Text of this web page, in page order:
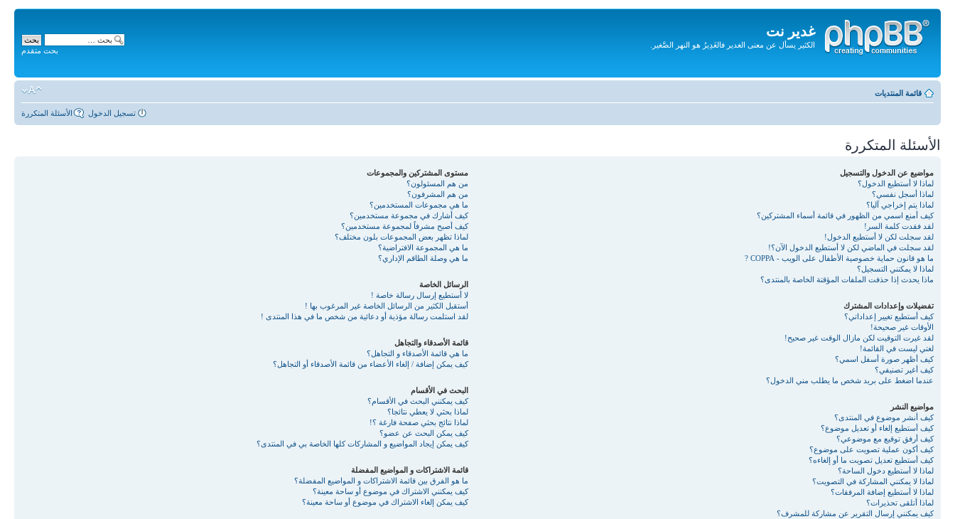
غدير نت
الكثير يسأل عن معنى الغدير فالغَدِيرُ هو النهر الصَّغير.
المحتويات
بحث متقدم
قائمة المنتديات
الأسئلة المتكررة تسجيل الدخول
الأسئلة المتكررة
مواضيع عن الدخول والتسجيل
لماذا لا أستطيع الدخول؟
لماذا أسجل نفسي؟
لماذا يتم إخراجي آليا؟
كيف أمنع اسمي من الظهور في قائمة أسماء المشتركين؟
لقد فقدت كلمة السر!
لقد سجلت لكن لا أستطيع الدخول!
لقد سجلت في الماضي لكن لا أستطيع الدخول الآن؟!
ما هو قانون حماية خصوصية الأطفال على الويب - COPPA ?
لماذا لا يمكنني التسجيل؟
ماذا يحدث إذا حذفت الملفات المؤقتة الخاصة بالمنتدى؟
تفضيلات وإعدادات المشترك
كيف أستطيع تغيير إعداداتي؟
الأوقات غير صحيحة!
لقد غيرت التوقيت لكن مازال الوقت غير صحيح!
لغتي ليست في القائمة!
كيف أظهر صورة أسفل اسمي؟
كيف أغير تصنيفي؟
عندما اضغط على بريد شخص ما يطلب مني الدخول؟
مواضيع النشر
كيف أنشر موضوع في المنتدى؟
كيف أستطيع إلغاء أو تعديل موضوع؟
كيف أرفق توقيع مع موضوعي؟
كيف أكون عملية تصويت على موضوع؟
كيف أستطيع تعديل تصويت ما أو إلغاءه؟
لماذا لا أستطيع دخول الساحة؟
لماذا لا يمكنني المشاركة في التصويت؟
لماذا لا أستطيع إضافة المرفقات؟
لماذا أتلقى تحذيرات؟
كيف يمكنني إرسال التقرير عن مشاركة للمشرف؟
مستوى المشتركين والمجموعات
من هم المسئولون؟
من هم المشرفون؟
ما هي مجموعات المستخدمين؟
كيف أشارك في مجموعة مستخدمين؟
كيف أصبح مشرفاً لمجموعة مستخدمين؟
لماذا تظهر بعض المجموعات بلون مختلف؟
ما هي المجموعة الافتراضية؟
ما هي وصلة الطاقم الإداري؟
الرسائل الخاصة
لا أستطيع إرسال رسالة خاصة !
أستقبل الكثير من الرسائل الخاصة غير المرغوب بها !
لقد استلمت رسالة مؤذية أو دعائية من شخص ما في هذا المنتدى !
قائمة الأصدقاء والتجاهل
ما هي قائمة الأصدقاء و التجاهل؟
كيف يمكن إضافة / إلغاء الأعضاء من قائمة الأصدقاء أو التجاهل؟
البحث في الأقسام
كيف يمكنني البحث في الأقسام؟
لماذا بحثي لا يعطي نتائجا؟
لماذا نتائج بحثي صفحة فارغة ؟!
كيف يمكن البحث عن عضو؟
كيف يمكن إيجاد المواضيع و المشاركات كلها الخاصة بي في المنتدى؟
قائمة الاشتراكات و المواضيع المفضلة
ما هو الفرق بين قائمة الاشتراكات و المواضيع المفضلة؟
كيف يمكنني الاشتراك في موضوع أو ساحة معينة؟
كيف يمكن إلغاء الاشتراك في موضوع أو ساحة معينة؟